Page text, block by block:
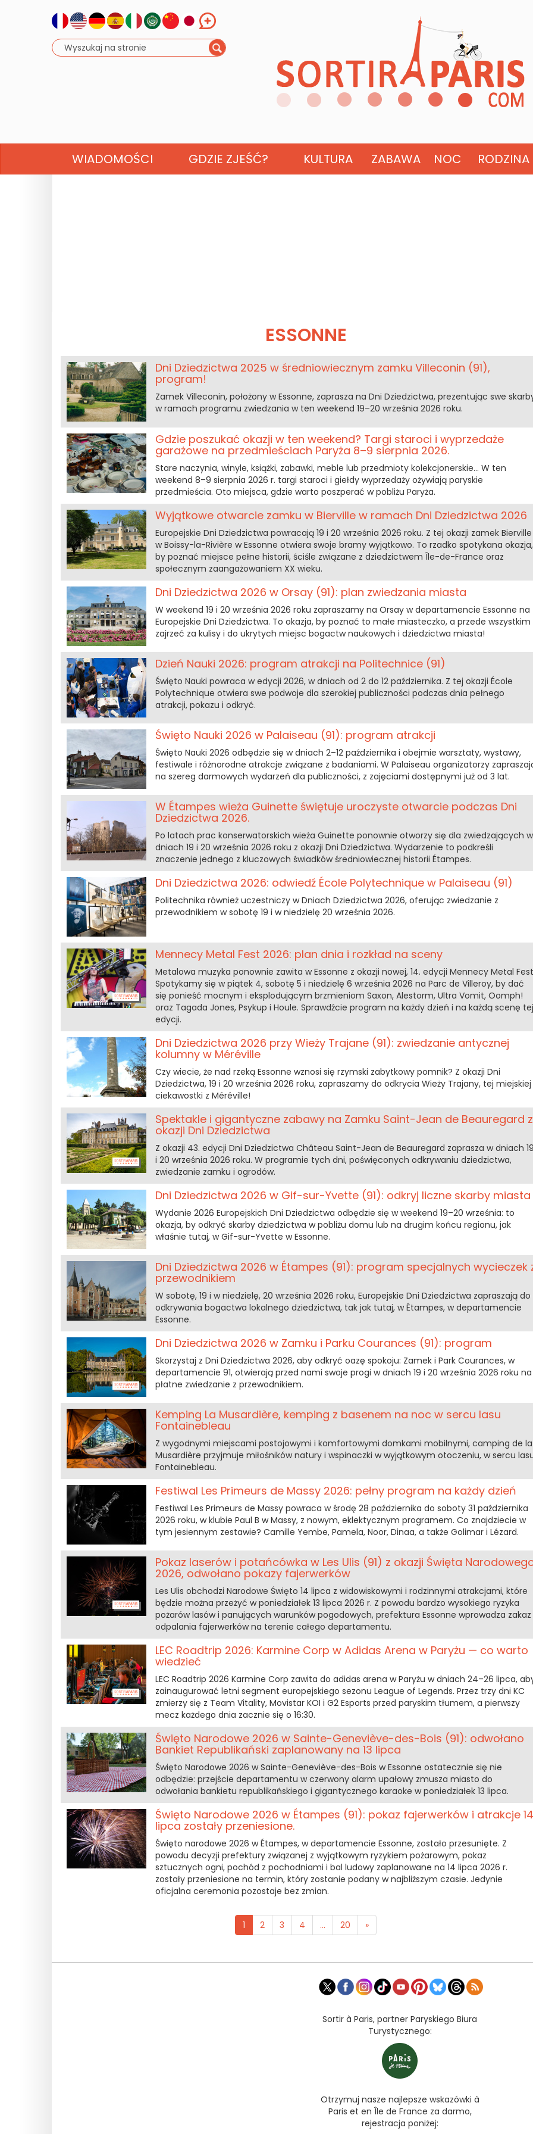
WIADOMOŚCI GDZIE ZJEŚĆ? KULTURA ZABAWA NOC RODZINA
ESSONNE
Dni Dziedzictwa 2025 w średniowiecznym zamku Villeconin (91),
program!
Zamek Villeconin, położony w Essonne, zaprasza na Dni Dziedzictwa, prezentując swe
w ramach programu zwiedzania w ten weekend 19–20 września 2026 roku.
Gdzie poszukać okazji w ten weekend? Targi staroci i wyprzedaże
garażowe na przedmieściach Paryża 8–9 sierpnia 2026.
Stare naczynia, winyle, książki, zabawki, meble lub przedmioty kolekcjonerskie… W ten
weekend 8–9 sierpnia 2026 r. targi staroci i giełdy wyprzedaży ożywiają paryskie
przedmieścia. Oto miejsca, gdzie warto poszperać w pobliżu Paryża.
Wyjątkowe otwarcie zamku w Bierville w ramach Dni Dziedzictwa 2026
Europejskie Dni Dziedzictwa powracają 19 i 20 września 2026 roku. Z tej okazji zamek Bierville
w Boissy-la-Rivière w Essonne otwiera swoje bramy wyjątkowo. To rzadko spotykana okazja,
by poznać miejsce pełne historii, ściśle związane z dziedzictwem Île-de-France oraz
społecznym zaangażowaniem XX wieku.
Dni Dziedzictwa 2026 w Orsay (91): plan zwiedzania miasta
W weekend 19 i 20 września 2026 roku zapraszamy na Orsay w departamencie Essonne na
Europejskie Dni Dziedzictwa. To okazja, by poznać to małe miasteczko, a przede wszystkim
zajrzeć za kulisy i do ukrytych miejsc bogactw naukowych i dziedzictwa miasta!
Dzień Nauki 2026: program atrakcji na Politechnice (91)
Święto Nauki powraca w edycji 2026, w dniach od 2 do 12 października. Z tej okazji École
Polytechnique otwiera swe podwoje dla szerokiej publiczności podczas dnia pełnego
atrakcji, pokazu i odkryć.
Święto Nauki 2026 w Palaiseau (91): program atrakcji
Święto Nauki 2026 odbędzie się w dniach 2–12 października i obejmie warsztaty, wystawy,
festiwale i różnorodne atrakcje związane z badaniami. W Palaiseau organizatorzy
na szereg darmowych wydarzeń dla publiczności, z zajęciami dostępnymi już od 3 lat.
W Étampes wieża Guinette świętuje uroczyste otwarcie podczas Dni
Dziedzictwa 2026.
Po latach prac konserwatorskich wieża Guinette ponownie otworzy się dla zwiedzających w
dniach 19 i 20 września 2026 roku z okazji Dni Dziedzictwa. Wydarzenie to podkreśli
znaczenie jednego z kluczowych świadków średniowiecznej historii Étampes.
Dni Dziedzictwa 2026: odwiedź École Polytechnique w Palaiseau (91)
Politechnika również uczestniczy w Dniach Dziedzictwa 2026, oferując zwiedzanie z
przewodnikiem w sobotę 19 i w niedzielę 20 września 2026.
Mennecy Metal Fest 2026: plan dnia i rozkład na sceny
Metalowa muzyka ponownie zawita w Essonne z okazji nowej, 14. edycji Mennecy Metal
Spotykamy się w piątek 4, sobotę 5 i niedzielę 6 września 2026 na Parc de Villeroy, by dać
się ponieść mocnym i eksplodującym brzmieniom Saxon, Alestorm, Ultra Vomit, Oomph!
oraz Tagada Jones, Psykup i Houle. Sprawdźcie program na każdy dzień i na każdą scenę tej
edycji.
Dni Dziedzictwa 2026 przy Wieży Trajane (91): zwiedzanie antycznej
kolumny w Méréville
Czy wiecie, że nad rzeką Essonne wznosi się rzymski zabytkowy pomnik? Z okazji Dni
Dziedzictwa, 19 i 20 września 2026 roku, zapraszamy do odkrycia Wieży Trajany, tej miejskiej
ciekawostki z Méréville!
Spektakle i gigantyczne zabawy na Zamku Saint-Jean de Beauregard z
okazji Dni Dziedzictwa
Z okazji 43. edycji Dni Dziedzictwa Château Saint-Jean de Beauregard zaprasza w dniach
i 20 września 2026 roku. W programie tych dni, poświęconych odkrywaniu dziedzictwa,
zwiedzanie zamku i ogrodów.
Dni Dziedzictwa 2026 w Gif-sur-Yvette (91): odkryj liczne skarby miasta
Wydanie 2026 Europejskich Dni Dziedzictwa odbędzie się w weekend 19–20 września: to
okazja, by odkryć skarby dziedzictwa w pobliżu domu lub na drugim końcu regionu, jak
właśnie tutaj, w Gif-sur-Yvette w Essonne.
Dni Dziedzictwa 2026 w Étampes (91): program specjalnych wycieczek
przewodnikiem
W sobotę, 19 i w niedzielę, 20 września 2026 roku, Europejskie Dni Dziedzictwa zapraszają do
odkrywania bogactwa lokalnego dziedzictwa, tak jak tutaj, w Étampes, w departamencie
Essonne.
Dni Dziedzictwa 2026 w Zamku i Parku Courances (91): program
Skorzystaj z Dni Dziedzictwa 2026, aby odkryć oazę spokoju: Zamek i Park Courances, w
departamencie 91, otwierają przed nami swoje progi w dniach 19 i 20 września 2026 roku na
płatne zwiedzanie z przewodnikiem.
Kemping La Musardière, kemping z basenem na noc w sercu lasu
Fontainebleau
Z wygodnymi miejscami postojowymi i komfortowymi domkami mobilnymi, camping de la
Musardière przyjmuje miłośników natury i wspinaczki w wyjątkowym otoczeniu, w sercu
Fontainebleau.
Festiwal Les Primeurs de Massy 2026: pełny program na każdy dzień
Festiwal Les Primeurs de Massy powraca w środę 28 października do soboty 31 października
2026 roku, w klubie Paul B w Massy, z nowym, eklektycznym programem. Co znajdziecie w
tym jesiennym zestawie? Camille Yembe, Pamela, Noor, Dinaa, a także Golimar i Lézard.
Pokaz laserów i potańcówka w Les Ulis (91) z okazji Święta
2026, odwołano pokazy fajerwerków
Les Ulis obchodzi Narodowe Święto 14 lipca z widowiskowymi i rodzinnymi atrakcjami, które
będzie można przeżyć w poniedziałek 13 lipca 2026 r. Z powodu bardzo wysokiego ryzyka
pożarów lasów i panujących warunków pogodowych, prefektura Essonne wprowadza zakaz
odpalania fajerwerków na terenie całego departamentu.
LEC Roadtrip 2026: Karmine Corp w Adidas Arena w Paryżu — co warto
wiedzieć
LEC Roadtrip 2026 Karmine Corp zawita do adidas arena w Paryżu w dniach 24–26 lipca,
zainaugurować letni segment europejskiego sezonu League of Legends. Przez trzy dni KC
zmierzy się z Team Vitality, Movistar KOI i G2 Esports przed paryskim tłumem, a pierwszy
mecz każdego dnia zacznie się o 16:30.
Święto Narodowe 2026 w Sainte-Geneviève-des-Bois (91): odwołano
Bankiet Republikański zaplanowany na 13 lipca
Święto Narodowe 2026 w Sainte-Geneviève-des-Bois w Essonne ostatecznie się nie
odbędzie: przejście departamentu w czerwony alarm upałowy zmusza miasto do
odwołania bankietu republikańskiego i gigantycznego karaoke w poniedziałek 13 lipca.
Święto Narodowe 2026 w Étampes (91): pokaz fajerwerków i atrakcje 14
lipca zostały przeniesione.
Święto narodowe 2026 w Étampes, w departamencie Essonne, zostało przesunięte. Z
powodu decyzji prefektury związanej z wyjątkowym ryzykiem pożarowym, pokaz
sztucznych ogni, pochód z pochodniami i bal ludowy zaplanowane na 14 lipca 2026 r.
zostały przeniesione na termin, który zostanie podany w najbliższym czasie. Jedynie
oficjalna ceremonia pozostaje bez zmian.
1 2 3 4 ... 20 »
Sortir à Paris, partner Paryskiego Biura
Turystycznego:
Otrzymuj nasze najlepsze wskazówki à
Paris et en Île de France za darmo,
rejestracja poniżej: